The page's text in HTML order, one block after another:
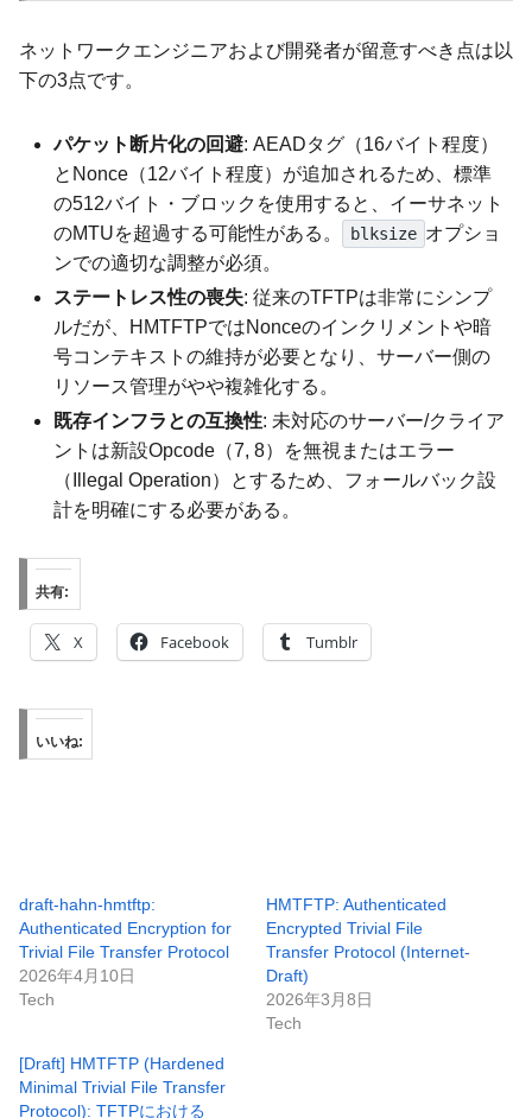
ネットワークエンジニアおよび開発者が留意すべき点は以
下の3点です。
パケット断片化の回避: AEADタグ（16バイト程度）
とNonce（12バイト程度）が追加されるため、標準
の512バイト・ブロックを使用すると、イーサネット
のMTUを超過する可能性がある。
blksize オプショ
ンでの適切な調整が必須。
ステートレス性の喪失: 従来のTFTPは非常にシンプ
ルだが、HMTFTPではNonceのインクリメントや暗
号コンテキストの維持が必要となり、サーバー側の
リソース管理がやや複雑化する。
既存インフラとの互換性: 未対応のサーバー/クライア
ントは新設Opcode（7, 8）を無視またはエラー
（Illegal Operation）とするため、フォールバック設
計を明確にする必要がある。
共有:
X Facebook Tumblr
いいね:
draft-hahn-hmtftp:
Authenticated Encryption for
Trivial File Transfer Protocol
2026年4月10日
Tech
HMTFTP: Authenticated
Encrypted Trivial File
Transfer Protocol (Internet-
Draft)
2026年3月8日
Tech
[Draft] HMTFTP (Hardened
Minimal Trivial File Transfer
Protocol): TFTPにおける